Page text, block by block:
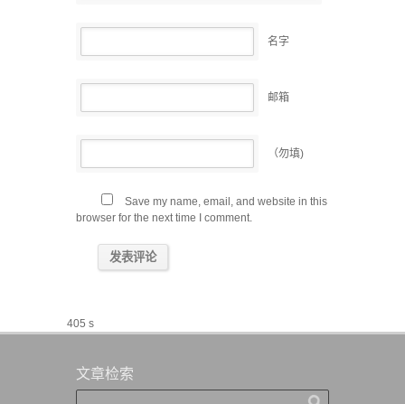
名字
邮箱
（勿填)
Save my name, email, and website in this
browser for the next time I comment.
405 s
文章检索